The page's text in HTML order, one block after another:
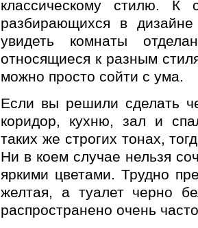
классическому стилю. К
разбирающихся в
увидеть комнаты
относящиеся к разным
можно просто сойти с ума.
Если вы решили сделать
коридор, кухню, зал и
таких же строгих тонах,
Ни в коем случае нельзя
яркими цветами. Трудно
желтая, а туалет черно
распространено очень